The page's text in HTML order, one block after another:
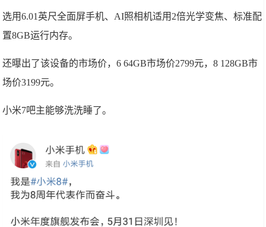
选用6.01英尺全面屏手机、AI照相机适用2倍光学变焦、标准配
置8GB运行内存。
还曝出了该设备的市场价，6 64GB市场价2799元，8 128GB市
场价3199元。
小米7吧主能够洗洗睡了。